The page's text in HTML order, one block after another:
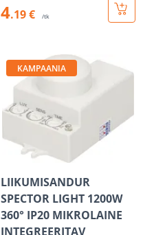
4.19 € /tk
KAMPAANIA
LIIKUMISANDUR
SPECTOR LIGHT 1200W
360° IP20 MIKROLAINE
INTEGREERITAV